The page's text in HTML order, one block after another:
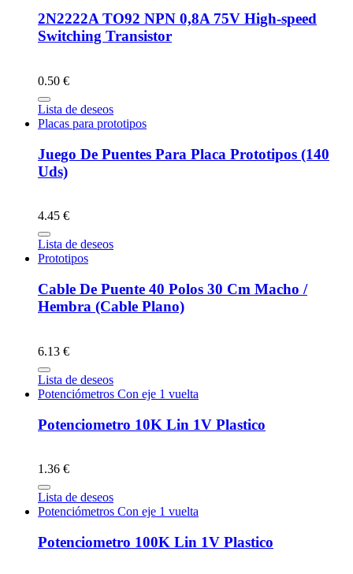
2N2222A TO92 NPN 0,8A 75V High-speed
Switching Transistor
0.50 €
Lista de deseos
Placas para prototipos
Juego De Puentes Para Placa Prototipos (140
Uds)
4.45 €
Lista de deseos
Prototipos
Cable De Puente 40 Polos 30 Cm Macho /
Hembra (Cable Plano)
6.13 €
Lista de deseos
Potenciómetros Con eje 1 vuelta
Potenciometro 10K Lin 1V Plastico
1.36 €
Lista de deseos
Potenciómetros Con eje 1 vuelta
Potenciometro 100K Lin 1V Plastico